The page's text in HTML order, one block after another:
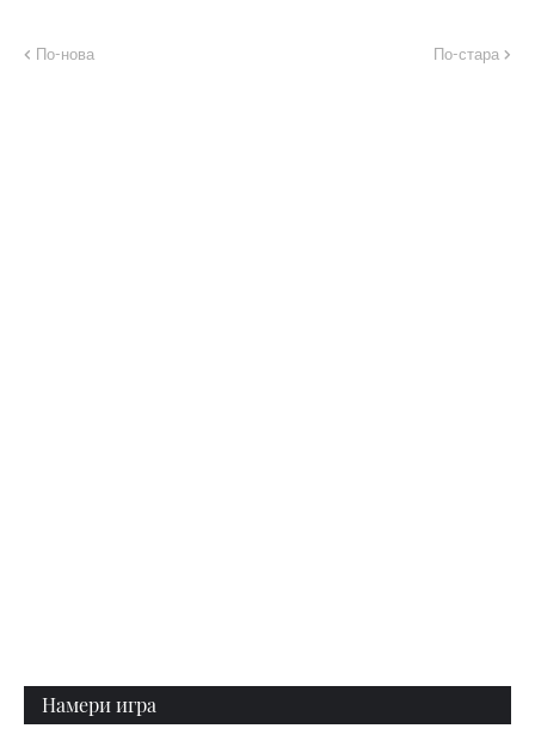
По-нова По-стара
Намери игра